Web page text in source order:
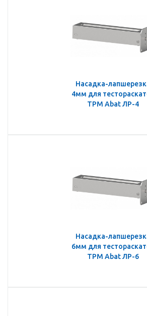
Насадка-
4мм для
ТРМ Abat ЛР-4
Насадка-
6мм для
ТРМ Abat ЛР-6